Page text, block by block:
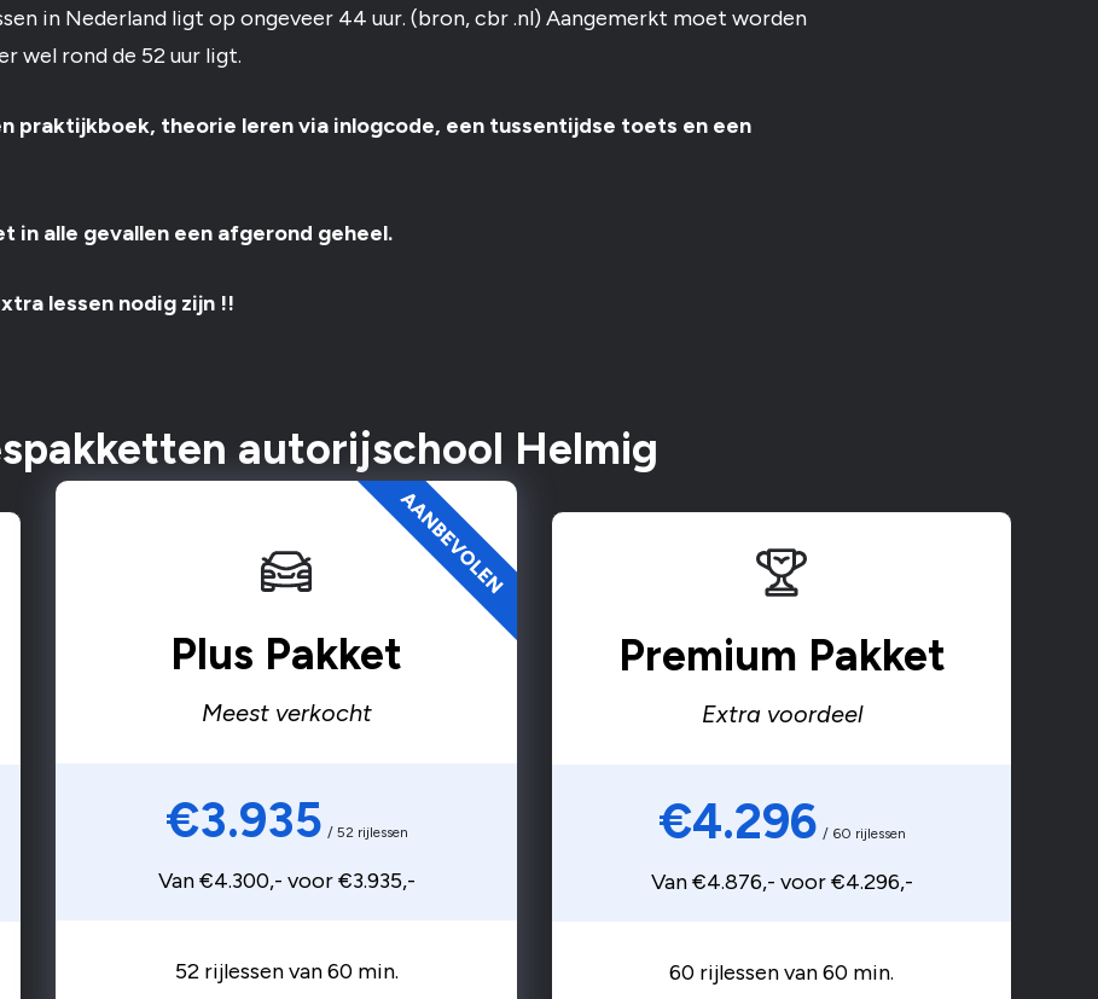
in Nederland ligt op ongeveer 44 uur. (bron, cbr .nl) Aangemerkt moet worden
wel rond de 52 uur ligt.
praktijkboek, theorie leren via inlogcode, een tussentijdse toets en een
in alle gevallen een afgerond geheel.
lessen nodig zijn !!
autorijschool Helmig
Plus Pakket
Meest verkocht
€3.935 / 52 rijlessen
Van €4.300,- voor €3.935,-
52 rijlessen van 60 min.
Premium Pakket
Extra voordeel
€4.296 / 60 rijlessen
Van €4.876,- voor €4.296,-
60 rijlessen van 60 min.